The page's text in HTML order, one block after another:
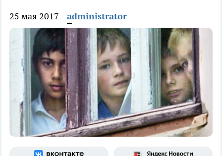
25 мая 2017 administrator